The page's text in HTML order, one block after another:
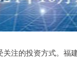
注的投资方式。福